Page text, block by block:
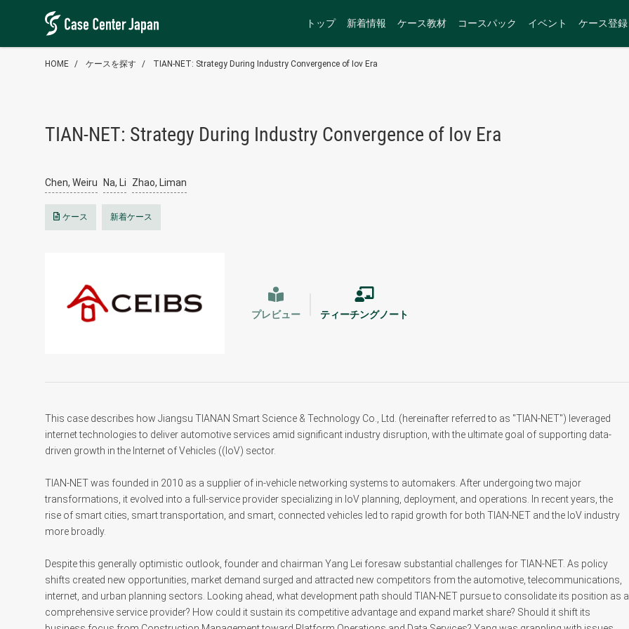
トップ 新着情報 ケース教材 コースパック イベント ケース登録
HOME ケースを探す TIAN-NET: Strategy During Industry Convergence of Iov Era
TIAN-NET: Strategy During Industry Convergence of Iov Era
Chen, Weiru Na, Li Zhao, Liman
ケース 新着ケース
プレビュー ティーチングノート
This case describes how Jiangsu TIANAN Smart Science & Technology Co., Ltd. (hereinafter referred to as "TIAN-NET") leveraged
internet technologies to deliver automotive services amid significant industry disruption, with the ultimate goal of supporting data-
driven growth in the Internet of Vehicles ((IoV) sector.
TIAN-NET was founded in 2010 as a supplier of in-vehicle networking systems to automakers. After undergoing two major
transformations, it evolved into a full-service provider specializing in IoV planning, deployment, and operations. In recent years, the
rise of smart cities, smart transportation, and smart, connected vehicles led to rapid growth for both TIAN-NET and the IoV industry
more broadly.
Despite this generally optimistic outlook, founder and chairman Yang Lei foresaw substantial challenges for TIAN-NET. As policy
shifts created new opportunities, market demand surged and attracted new competitors from the automotive, telecommunications,
internet, and urban planning sectors. Looking ahead, what development path should TIAN-NET pursue to consolidate its position as a
comprehensive service provider? How could it sustain its competitive advantage and expand market share? Should it shift its